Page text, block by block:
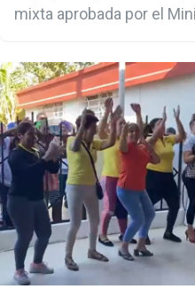
mixta aprobada por el